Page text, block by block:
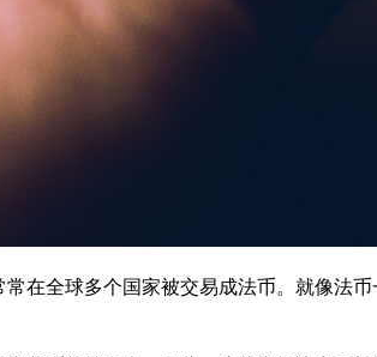
在全球多个国家被交易成法币。就像法